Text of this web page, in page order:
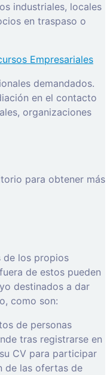
industriales, locales
en traspaso o
Empresariales
demandados.
en el contacto
organizaciones
para obtener más
de los propios
de estos pueden
destinados a dar
como son:
de personas
tras registrarse en
CV para participar
de las ofertas de